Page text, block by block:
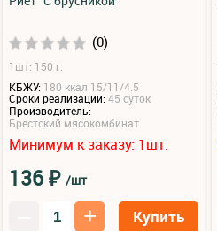
(0)
1шт: 150 г.
КБЖУ: 180 ккал 15/11/4.5
Сроки реализации:45 суток
Производитель:
Брестский мясокомбинат
Минимум к заказу: 1шт.
136₽ /шт
+ Купить